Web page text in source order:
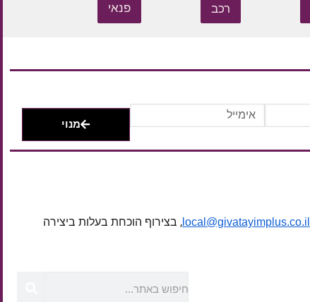
רכב פנאי
מנוי
local@givatayimplus.co.il , בצירוף הוכחת בעלות ביצירה